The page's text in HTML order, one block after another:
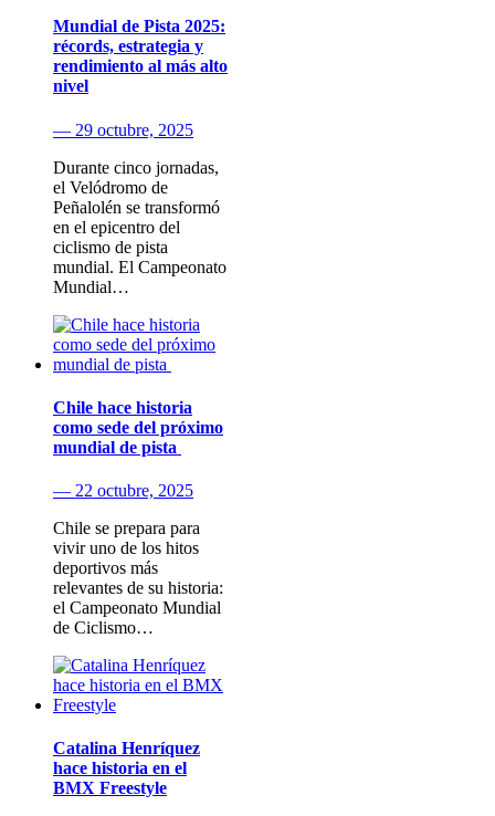
Mundial de Pista 2025:
récords, estrategia y
rendimiento al más alto
nivel
— 29 octubre, 2025
Durante cinco jornadas,
el Velódromo de
Peñalolén se transformó
en el epicentro del
ciclismo de pista
mundial. El Campeonato
Mundial…
Chile hace historia
como sede del próximo
mundial de pista
— 22 octubre, 2025
Chile se prepara para
vivir uno de los hitos
deportivos más
relevantes de su historia:
el Campeonato Mundial
de Ciclismo…
Catalina Henríquez
hace historia en el
BMX Freestyle